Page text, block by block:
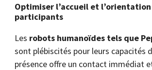
Optimiser l’accueil et
participants
Les robots humanoïdes tels que
sont plébiscités pour leurs capacités
présence offre un contact immédiat